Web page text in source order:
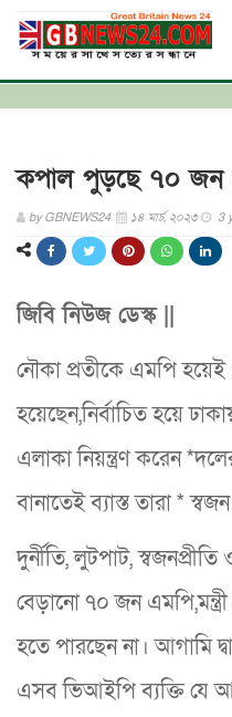
কপাল পুড়ছে ৭০ জন
byGBNEWS24 ১৪ মার্চ, ২০২৩ 3
জিবি নিউজ ডেস্ক ||
নৌকা প্রতীকে এমপি হয়েই
হয়েছেন,নির্বাচিত হয়ে
এলাকা নিয়ন্ত্রণ করেন
বানাতেই ব্যাস্ত তারা *
দুর্নীতি, লুটপাট, স্বজনপ্রীতি
বেড়ানো ৭০ জন
হতে পারছেন না। আগামি
এসব ভিআইপি ব্যক্তি যে